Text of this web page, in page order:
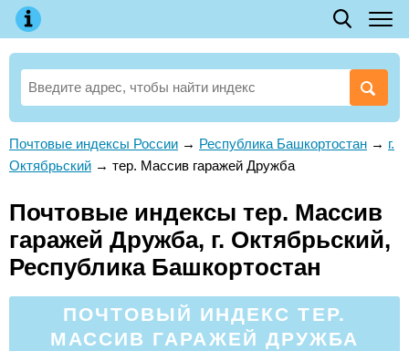
Почтовые индексы России → Республика Башкортостан → г.
Октябрьский → тер. Массив гаражей Дружба
Почтовые индексы тер. Массив
гаражей Дружба, г. Октябрьский,
Республика Башкортостан
ПОЧТОВЫЙ ИНДЕКС ТЕР.
МАССИВ ГАРАЖЕЙ ДРУЖБА